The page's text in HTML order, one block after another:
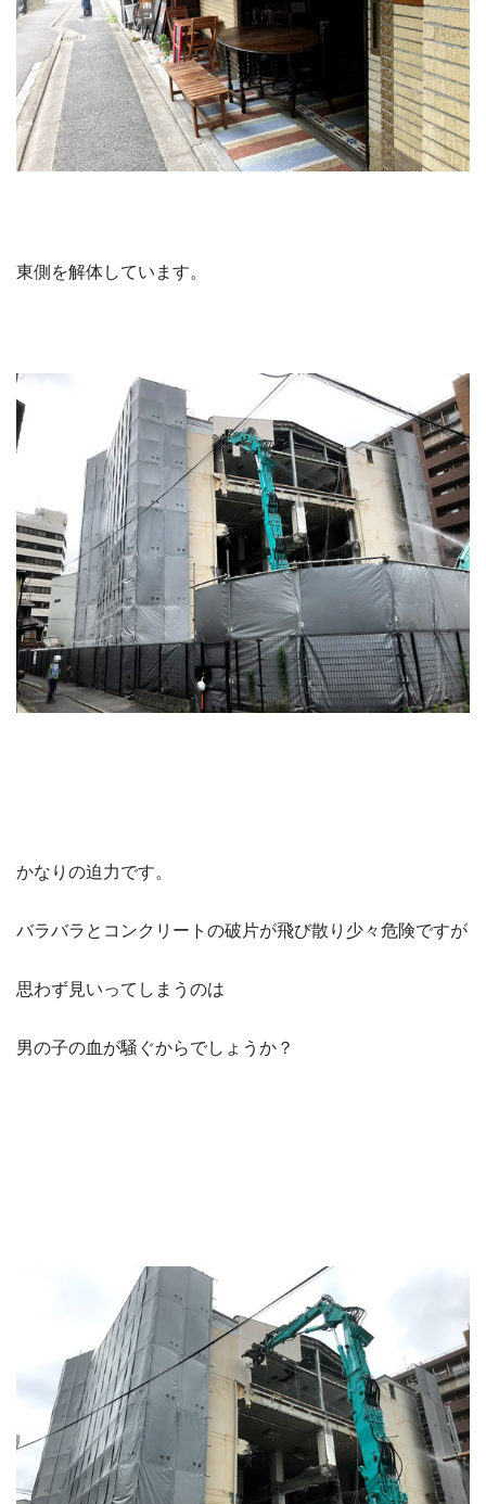
東側を解体しています。
かなりの迫力です。
バラバラとコンクリートの破片が飛び散り少々危険ですが
思わず見いってしまうのは
男の子の血が騒ぐからでしょうか？